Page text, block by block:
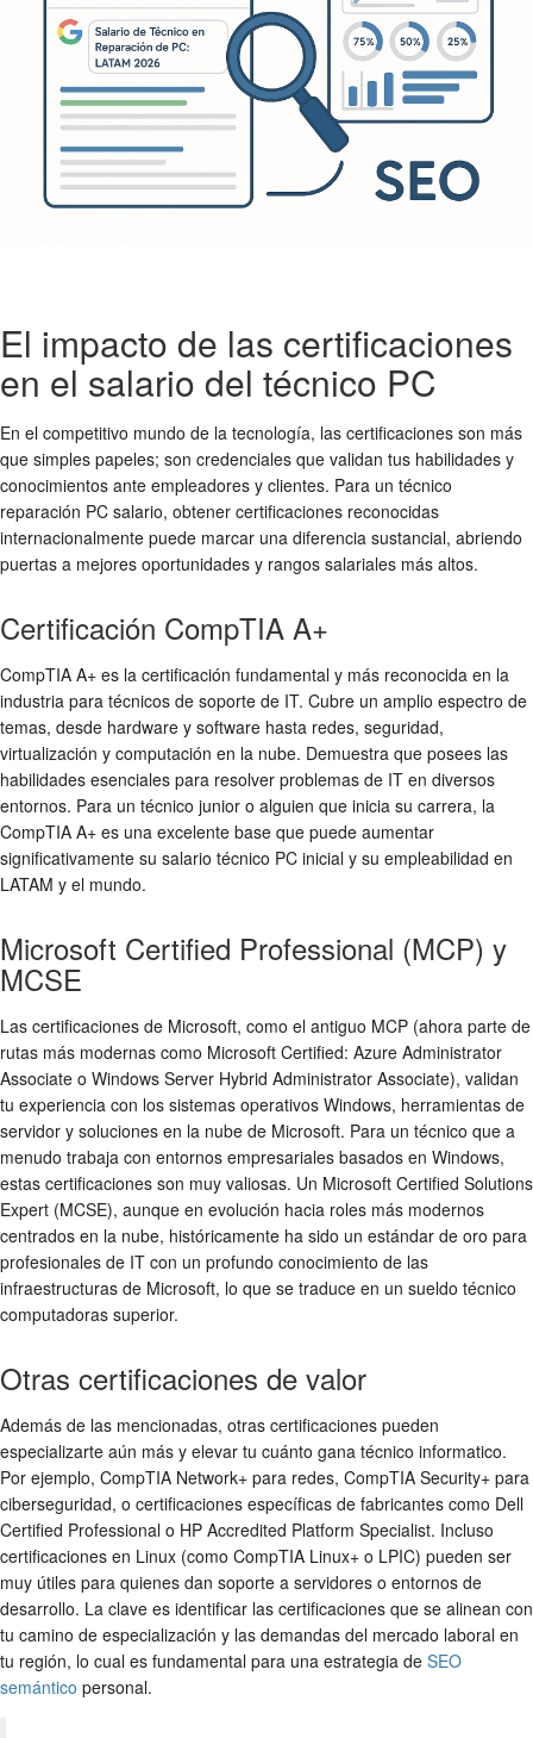
El impacto de las certificaciones
en el salario del técnico PC
En el competitivo mundo de la tecnología, las certificaciones son más
que simples papeles; son credenciales que validan tus habilidades y
conocimientos ante empleadores y clientes. Para un técnico
reparación PC salario, obtener certificaciones reconocidas
internacionalmente puede marcar una diferencia sustancial, abriendo
puertas a mejores oportunidades y rangos salariales más altos.
Certificación CompTIA A+
CompTIA A+ es la certificación fundamental y más reconocida en la
industria para técnicos de soporte de IT. Cubre un amplio espectro de
temas, desde hardware y software hasta redes, seguridad,
virtualización y computación en la nube. Demuestra que posees las
habilidades esenciales para resolver problemas de IT en diversos
entornos. Para un técnico junior o alguien que inicia su carrera, la
CompTIA A+ es una excelente base que puede aumentar
significativamente su salario técnico PC inicial y su empleabilidad en
LATAM y el mundo.
Microsoft Certified Professional (MCP) y
MCSE
Las certificaciones de Microsoft, como el antiguo MCP (ahora parte de
rutas más modernas como Microsoft Certified: Azure Administrator
Associate o Windows Server Hybrid Administrator Associate), validan
tu experiencia con los sistemas operativos Windows, herramientas de
servidor y soluciones en la nube de Microsoft. Para un técnico que a
menudo trabaja con entornos empresariales basados en Windows,
estas certificaciones son muy valiosas. Un Microsoft Certified Solutions
Expert (MCSE), aunque en evolución hacia roles más modernos
centrados en la nube, históricamente ha sido un estándar de oro para
profesionales de IT con un profundo conocimiento de las
infraestructuras de Microsoft, lo que se traduce en un sueldo técnico
computadoras superior.
Otras certificaciones de valor
Además de las mencionadas, otras certificaciones pueden
especializarte aún más y elevar tu cuánto gana técnico informatico.
Por ejemplo, CompTIA Network+ para redes, CompTIA Security+ para
ciberseguridad, o certificaciones específicas de fabricantes como Dell
Certified Professional o HP Accredited Platform Specialist. Incluso
certificaciones en Linux (como CompTIA Linux+ o LPIC) pueden ser
muy útiles para quienes dan soporte a servidores o entornos de
desarrollo. La clave es identificar las certificaciones que se alinean con
tu camino de especialización y las demandas del mercado laboral en
tu región, lo cual es fundamental para una estrategia de SEO
semántico personal.